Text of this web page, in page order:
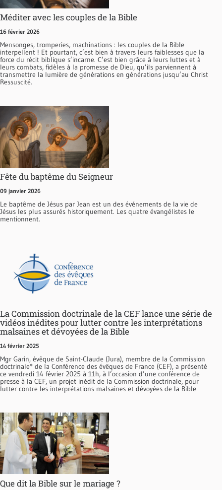
Méditer avec les couples de la Bible
16 février 2026
Mensonges, tromperies, machinations : les couples de la Bible
interpellent ! Et pourtant, c’est bien à travers leurs faiblesses que la
force du récit biblique s’incarne. C’est bien grâce à leurs luttes et à
leurs combats, fidèles à la promesse de Dieu, qu’ils parviennent à
transmettre la lumière de générations en générations jusqu’au Christ
Ressuscité.
Fête du baptême du Seigneur
09 janvier 2026
Le baptême de Jésus par Jean est un des événements de la vie de
Jésus les plus assurés historiquement. Les quatre évangélistes le
mentionnent.
La Commission doctrinale de la CEF lance une série de
vidéos inédites pour lutter contre les interprétations
malsaines et dévoyées de la Bible
14 février 2025
Mgr Garin, évêque de Saint-Claude (Jura), membre de la Commission
doctrinale* de la Conférence des évêques de France (CEF), a présenté
ce vendredi 14 février 2025 à 11h, à l’occasion d’une conférence de
presse à la CEF, un projet inédit de la Commission doctrinale, pour
lutter contre les interprétations malsaines et dévoyées de la Bible
Que dit la Bible sur le mariage ?